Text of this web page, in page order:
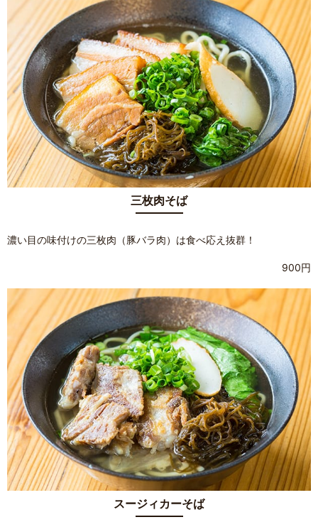
三枚肉そば
濃い目の味付けの三枚肉（豚バラ肉）は食べ応え抜群！
900円
スージィカーそば